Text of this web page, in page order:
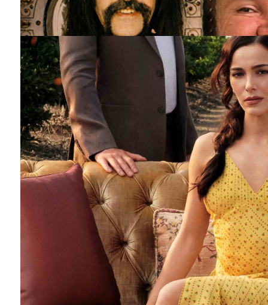
Barış Manço'nun mirasçıları mahkemede!